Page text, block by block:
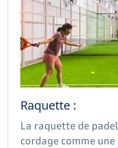
Raquette :
La raquette de
cordage comme